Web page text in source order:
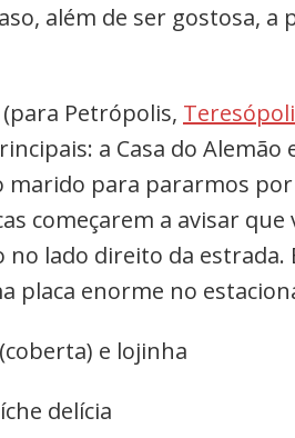
além de ser gostosa, a
Petrópolis,
a Casa do Alemão
marido para pararmos
começarem a avisar que
no lado direito da
placa enorme no
e lojinha
delícia